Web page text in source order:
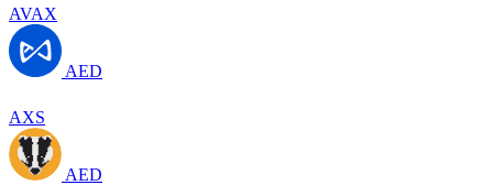
AVAX
AED
AXS
AED